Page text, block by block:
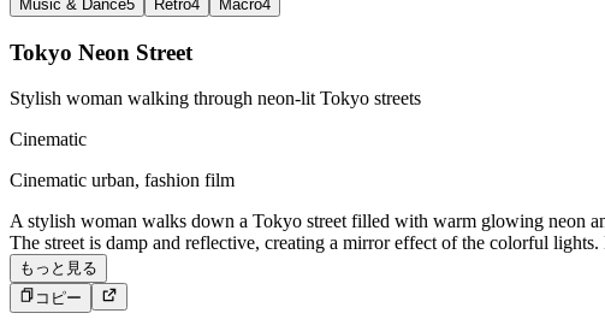
Music & Dance5 Retro4 Macro4
Tokyo Neon Street
Stylish woman walking through neon-lit Tokyo streets
Cinematic
Cinematic urban, fashion film
A stylish woman walks down a Tokyo street filled with warm glowing neon
The street is damp and reflective, creating a mirror effect of the colorful
もっと見る
コピー